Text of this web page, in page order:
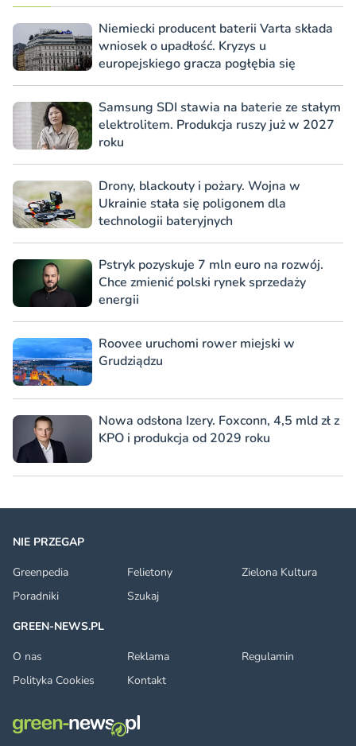
Niemiecki producent baterii Varta składa
wniosek o upadłość. Kryzys u
europejskiego gracza pogłębia się
Samsung SDI stawia na baterie ze stałym
elektrolitem. Produkcja ruszy już w 2027
roku
Drony, blackouty i pożary. Wojna w
Ukrainie stała się poligonem dla
technologii bateryjnych
Pstryk pozyskuje 7 mln euro na rozwój.
Chce zmienić polski rynek sprzedaży
energii
Roovee uruchomi rower miejski w
Grudziądzu
Nowa odsłona Izery. Foxconn, 4,5 mld zł z
KPO i produkcja od 2029 roku
NIE PRZEGAP
Greenpedia
Felietony
Zielona Kultura
Poradniki
Szukaj
GREEN-NEWS.PL
O nas
Reklama
Regulamin
Polityka Cookies
Kontakt